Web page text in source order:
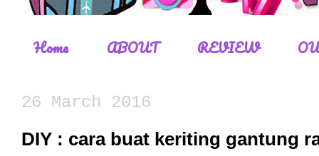
Home ABOUT REVIEW
26 March 2016
DIY : cara buat keriting gantung